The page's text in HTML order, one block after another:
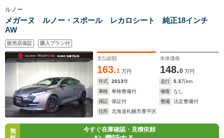
ルノー
メガーヌ ルノー・スポール レカロシート 純正18インチ
AW
販売店保証 購入プラン付
支払総額
163.1 万円
本体価格
148.0 万円
年式
2013年 走行 5.3万km
車検
車検整備付 修復
なし
保証
保証付 整備
法定整備付
住所
北海道札幌市豊平区
無
今すぐ在庫確認・見積依頼